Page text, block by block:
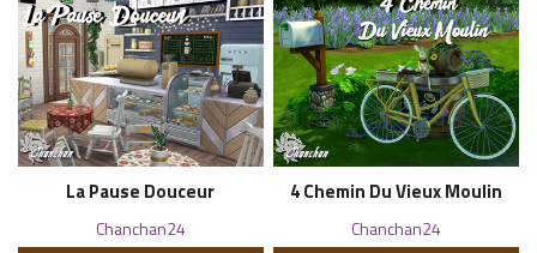
La Pause Douceur
Chanchan24
4 Chemin Du Vieux Moulin
Chanchan24